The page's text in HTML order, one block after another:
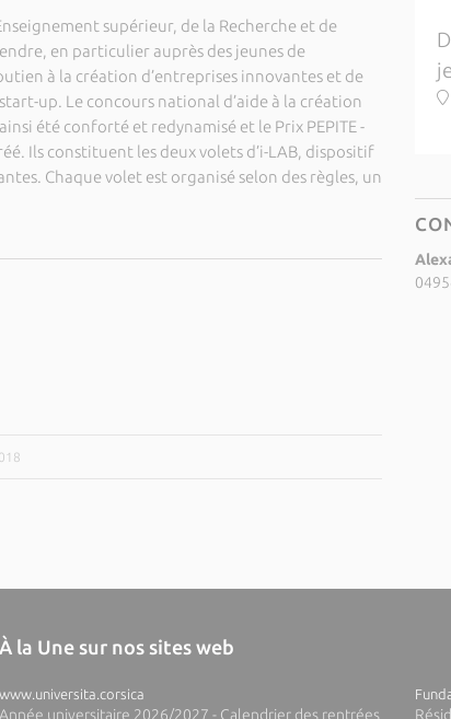
supérieur, de la Recherche et de
en particulier auprès des jeunes de
à la création d’entreprises innovantes et de
up. Le concours national d’aide à la création
été conforté et redynamisé et le Prix PEPITE -
Ils constituent les deux volets d’i-LAB, dispositif
Chaque volet est organisé selon des règles, un
À la Une sur nos sites web
www.universita.corsica
Année universitaire 2026/2027 - Calendrier des rentrées